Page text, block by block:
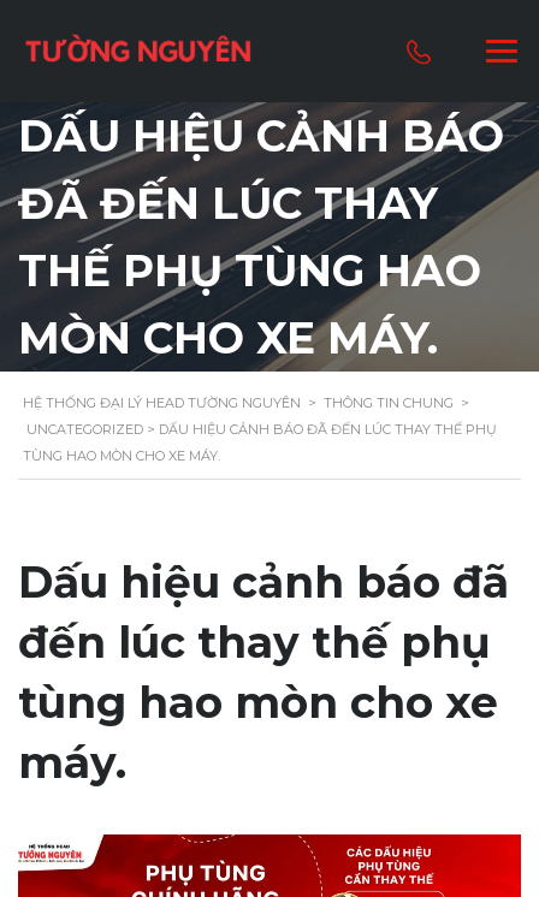
DẤU HIỆU CẢNH BÁO
ĐÃ ĐẾN LÚC THAY
THẾ PHỤ TÙNG HAO
MÒN CHO XE MÁY.
HỆ THỐNG ĐẠI LÝ HEAD TƯỜNG NGUYÊN > THÔNG TIN CHUNG >
UNCATEGORIZED > DẤU HIỆU CẢNH BÁO ĐÃ ĐẾN LÚC THAY THẾ PHỤ
TÙNG HAO MÒN CHO XE MÁY.
Dấu hiệu cảnh báo đã
đến lúc thay thế phụ
tùng hao mòn cho xe
máy.